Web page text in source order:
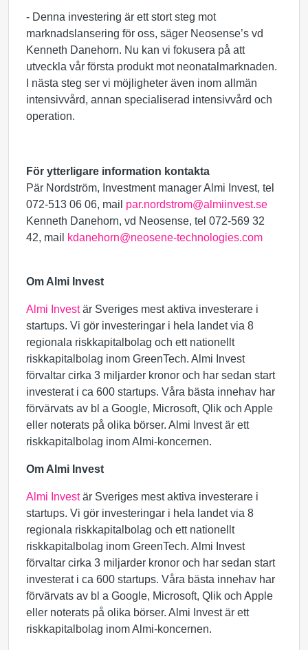
- Denna investering är ett stort steg mot
marknadslansering för oss, säger Neosense’s vd
Kenneth Danehorn. Nu kan vi fokusera på att
utveckla vår första produkt mot neonatalmarknaden.
I nästa steg ser vi möjligheter även inom allmän
intensivvård, annan specialiserad intensivvård och
operation.
För ytterligare information kontakta
Pär Nordström, Investment manager Almi Invest, tel
072-513 06 06, mail par.nordstrom@almiinvest.se
Kenneth Danehorn, vd Neosense, tel 072-569 32
42, mail
kdanehorn@neosene-technologies.com
Om Almi Invest
Almi Investär Sveriges mest aktiva investerare i
startups. Vi gör investeringar i hela landet via 8
regionala riskkapitalbolag och ett nationellt
riskkapitalbolag inom GreenTech. Almi Invest
förvaltar cirka 3 miljarder kronor och har sedan start
investerat i ca 600 startups. Våra bästa innehav har
förvärvats av bl a Google, Microsoft, Qlik och Apple
eller noterats på olika börser. Almi Invest är ett
riskkapitalbolag inom Almi-koncernen.
Om Almi Invest
Almi Investär Sveriges mest aktiva investerare i
startups. Vi gör investeringar i hela landet via 8
regionala riskkapitalbolag och ett nationellt
riskkapitalbolag inom GreenTech. Almi Invest
förvaltar cirka 3 miljarder kronor och har sedan start
investerat i ca 600 startups. Våra bästa innehav har
förvärvats av bl a Google, Microsoft, Qlik och Apple
eller noterats på olika börser. Almi Invest är ett
riskkapitalbolag inom Almi-koncernen.